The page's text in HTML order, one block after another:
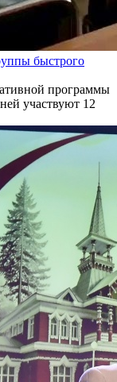
быстрого
программы
участвуют 12